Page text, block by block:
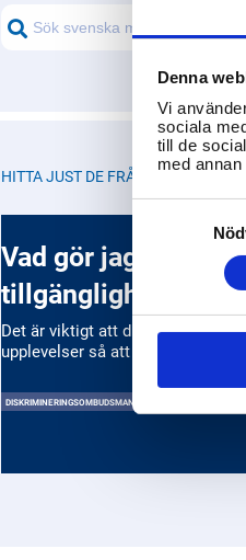
Denna
Vi
sociala
till de
med
HITTA JUST DE FRÅGOR DU LETAR
Vad gör jag om jag
tillgängligheten är
Det är viktigt att du hör av dig
upplevelser så att vi kan förbättra
DISKRIMINERINGSOMBUDSMANNEN (DO)